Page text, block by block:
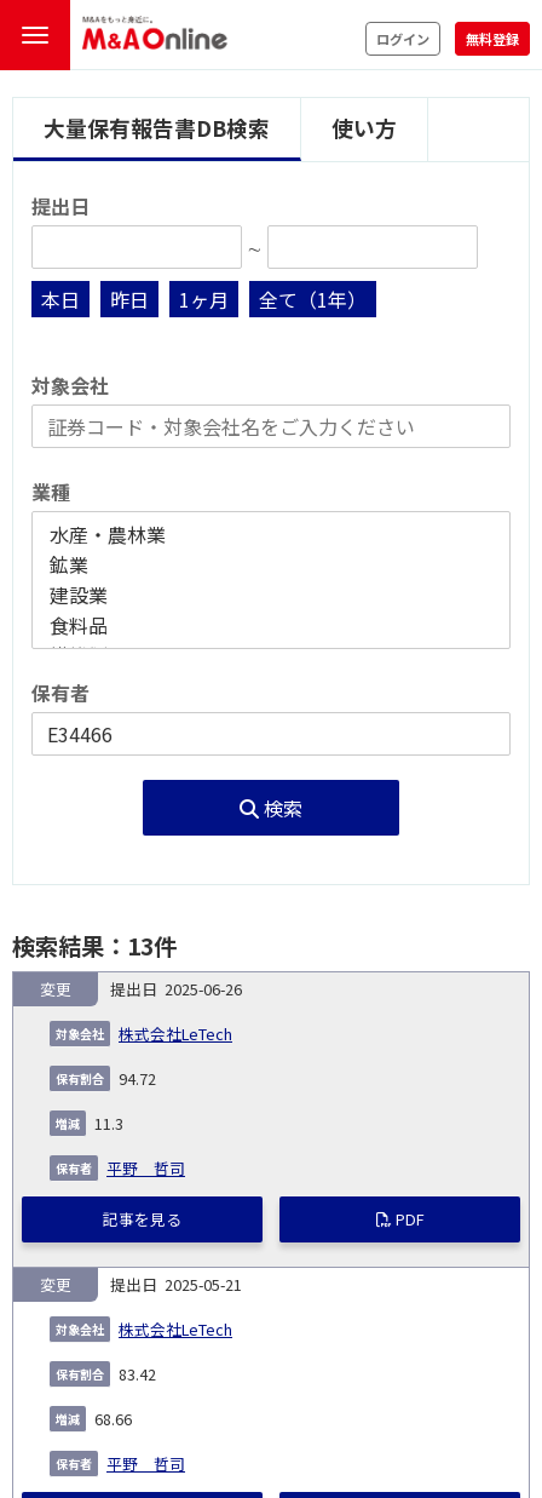
ログイン 無料登録
大量保有報告書DB検索 使い方
提出日
∼
本日
昨日 1ヶ月 全て（1年）
対象会社
業種
保有者
検索
検索結果：13件
NO.
告
義
務
発
生
日
提
日
証券
対
2025-06-26
株式会社LeTech
変更
94.72
11.3
平野 哲司
記事を見る PDF
2025-05-21
株式会社LeTech
変更
83.42
68.66
平野 哲司